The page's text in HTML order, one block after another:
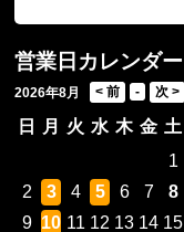
営業日カレンダー
2026年8月
日 月 火 水 木 金 土
1
2
3 4 5 6 7
8
9 10 11 12 13 14 15